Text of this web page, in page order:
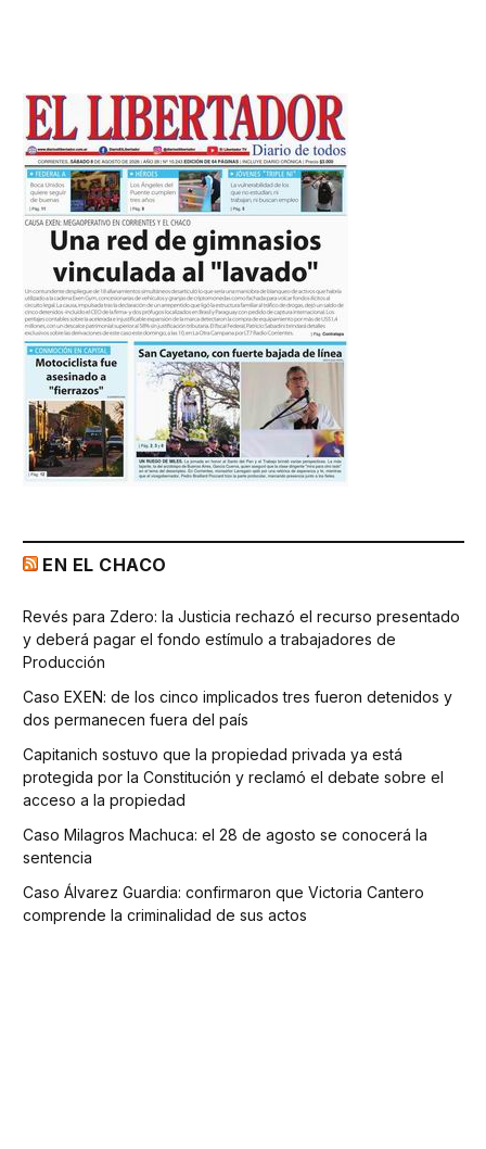
EN EL CHACO
Revés para Zdero: la Justicia rechazó el recurso presentado
y deberá pagar el fondo estímulo a trabajadores de
Producción
Caso EXEN: de los cinco implicados tres fueron detenidos y
dos permanecen fuera del país
Capitanich sostuvo que la propiedad privada ya está
protegida por la Constitución y reclamó el debate sobre el
acceso a la propiedad
Caso Milagros Machuca: el 28 de agosto se conocerá la
sentencia
Caso Álvarez Guardia: confirmaron que Victoria Cantero
comprende la criminalidad de sus actos